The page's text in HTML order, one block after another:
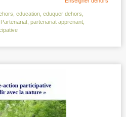
education eduquer dehors
Partenariat partenariat apprenant